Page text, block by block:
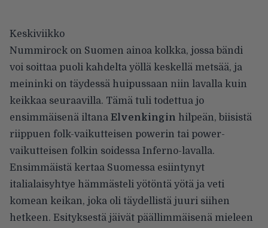
Keskiviikko
Nummirock on Suomen ainoa kolkka, jossa bändi
voi soittaa puoli kahdelta yöllä keskellä metsää, ja
meininki on täydessä huipussaan niin lavalla kuin
keikkaa seuraavilla. Tämä tuli todettua jo
ensimmäisenä iltana Elvenkingin hilpeän, biisistä
riippuen folk-vaikutteisen powerin tai power-
vaikutteisen folkin soidessa Inferno-lavalla.
Ensimmäistä kertaa Suomessa esiintynyt
italialaisyhtye hämmästeli yötöntä yötä ja veti
komean keikan, joka oli täydellistä juuri siihen
hetkeen. Esityksestä jäivät päällimmäisenä mieleen